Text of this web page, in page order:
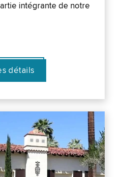
intégrante de notre
détails